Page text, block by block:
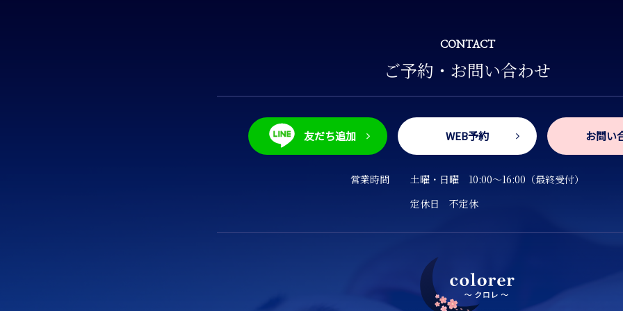
CONTACT
ご予約・お問い合わせ
友だち追加 WEB予約 お問い
営業時間 土曜・日曜
10:00～16:00（最終受付）
定休日 不定休